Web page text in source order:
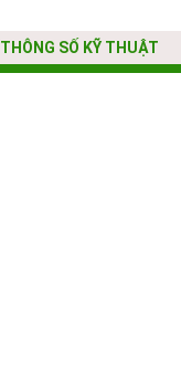
THÔNG SỐ KỸ THUẬT